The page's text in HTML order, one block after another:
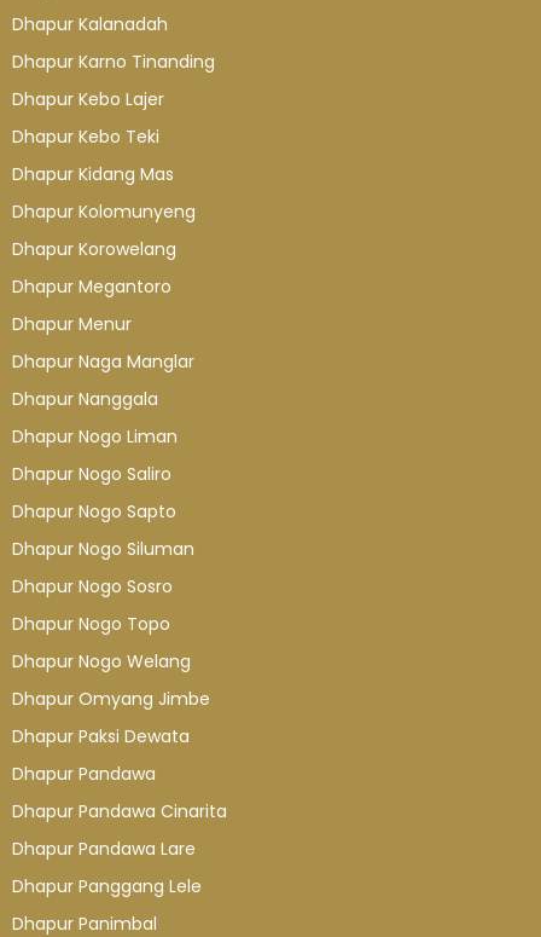
Dhapur Kalanadah
Dhapur Karno Tinanding
Dhapur Kebo Lajer
Dhapur Kebo Teki
Dhapur Kidang Mas
Dhapur Kolomunyeng
Dhapur Korowelang
Dhapur Megantoro
Dhapur Menur
Dhapur Naga Manglar
Dhapur Nanggala
Dhapur Nogo Liman
Dhapur Nogo Saliro
Dhapur Nogo Sapto
Dhapur Nogo Siluman
Dhapur Nogo Sosro
Dhapur Nogo Topo
Dhapur Nogo Welang
Dhapur Omyang Jimbe
Dhapur Paksi Dewata
Dhapur Pandawa
Dhapur Pandawa Cinarita
Dhapur Pandawa Lare
Dhapur Panggang Lele
Dhapur Panimbal